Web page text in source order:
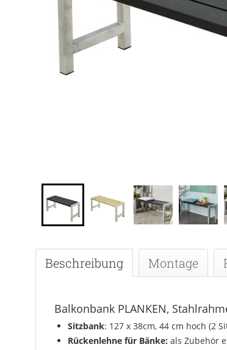
Beschreibung Montage
Balkonbank PLANKEN,
Sitzbank: 127 x 38cm, 44 cm hoch (2
Rückenlehne für Bänke: als Zubehör